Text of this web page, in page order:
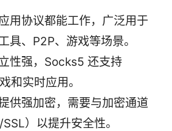
用协议都能工作，广泛用于
具、P2P、游戏等场景。
性强，Socks5 还支持
和实时应用。
供强加密，需要与加密通道
）以提升安全性。